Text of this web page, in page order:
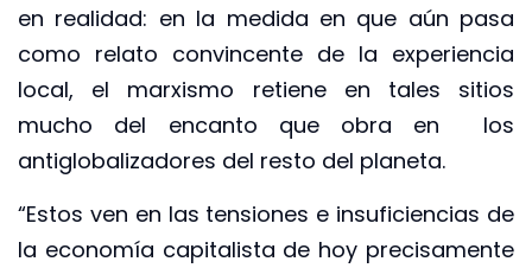
en realidad: en la medida en que aún pasa
como relato convincente de la experiencia
local, el marxismo retiene en tales sitios
mucho del encanto que obra en los
antiglobalizadores del resto del planeta.
“Estos ven en las tensiones e insuficiencias de
la economía capitalista de hoy precisamente